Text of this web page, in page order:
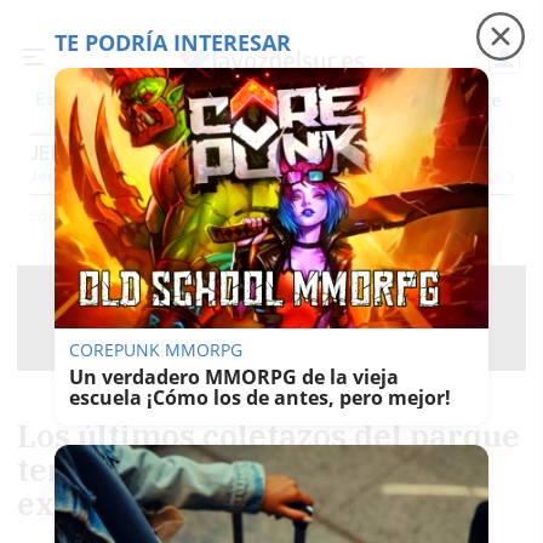
Es noticia Precio luz Padre Coraje Fábrica de botellas
JEREZ
JerezProvincia CádizCádizSevillaMálagaHuelvaGranadaCórdoba
Ediciones Jerez
Los últimos coletazos del parque
temático del motor que nunca
existió
TE PODRÍA INTERESAR
COREPUNK MMORPG
Un verdadero MMORPG de la vieja
escuela ¡Cómo los de antes, pero mejor!